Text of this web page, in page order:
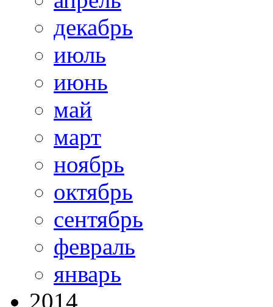
декабрь
июль
июнь
май
март
ноябрь
октябрь
сентябрь
февраль
январь
2014